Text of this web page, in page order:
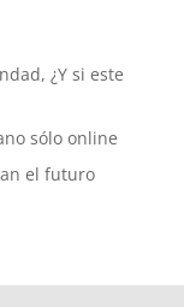
¿Y si este
sólo online
el futuro